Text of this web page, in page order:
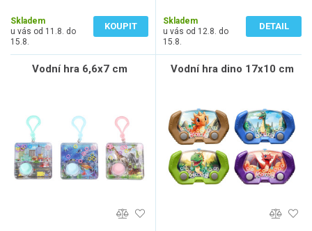
Skladem
u vás od 11.8. do
15.8.
KOUPIT
Skladem
u vás od 12.8. do
15.8.
DETAIL
Vodní hra 6,6x7 cm Vodní hra dino 17x10 cm